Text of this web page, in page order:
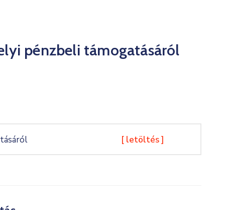
pénzbeli támogatásáról
[ letöltés ]